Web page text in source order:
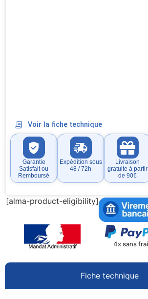
Voir la fiche technique
Garantie
Satisfait ou
Remboursé
Expédition sous
48 / 72h
Livraison
gratuite à partir
de 90€
[alma-product-eligibility]
4x sans
Fiche technique